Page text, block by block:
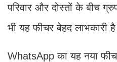
परिवार और दोस्तों के बीच
भी यह फीचर बेहद लाभकारी
WhatsApp का यह नया